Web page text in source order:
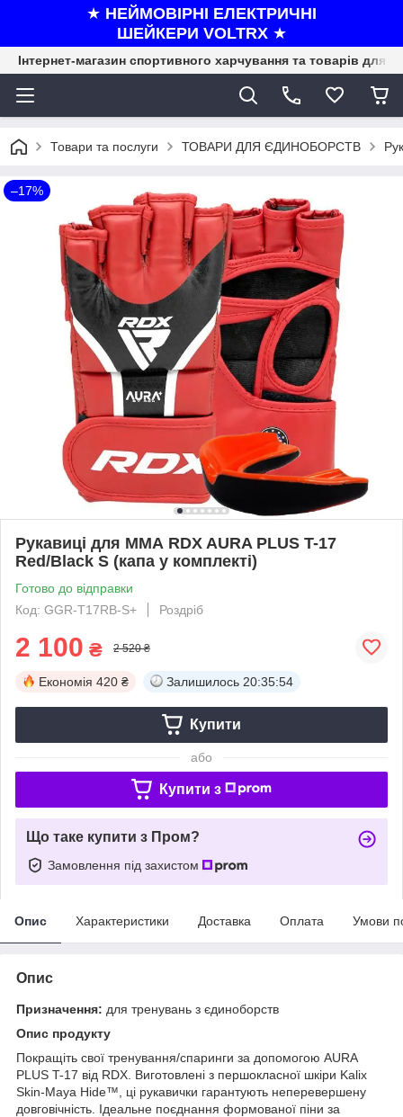
★ НЕЙМОВІРНІ ЕЛЕКТРИЧНІ
ШЕЙКЕРИ VOLTRX ★
Інтернет-магазин спортивного харчування та товарів для
Товари та послуги ТОВАРИ ДЛЯ ЄДИНОБОРСТВ
–17%
Рукавиці для ММА RDX AURA PLUS T-17
Red/Black S (капа у комплекті)
Готово до відправки
Код: GGR-T17RB-S+
Роздріб
2 100 ₴ 2 520 ₴
Економія 420 ₴ Залишилось 20:35:53
Купити
або
Купити з
Що таке купити з Пром?
Замовлення під захистом
Опис Характеристики Доставка Оплата Умови
Опис
Призначення: для тренувань з єдиноборств
Опис продукту
Покращіть свої тренування/спаринги за допомогою AURA
PLUS T-17 від RDX. Виготовлені з першокласної шкіри Kalix
Skin-Maya Hide™, ці рукавички гарантують неперевершену
довговічність. Ідеальне поєднання формованої піни за